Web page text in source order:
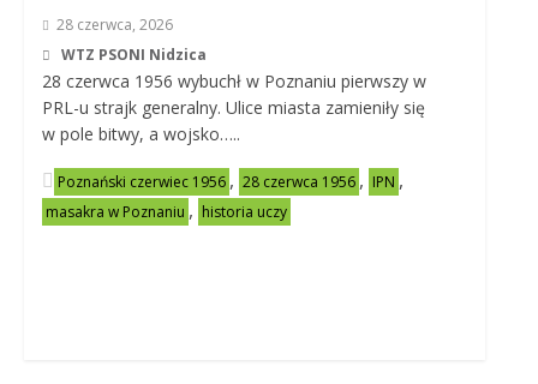
28 czerwca, 2026
WTZ PSONI Nidzica
28 czerwca 1956 wybuchł w Poznaniu pierwszy w
PRL-u strajk generalny. Ulice miasta zamieniły się
w pole bitwy, a wojsko…..
Poznański czerwiec 1956 , 28 czerwca 1956 , IPN ,
masakra w Poznaniu , historia uczy